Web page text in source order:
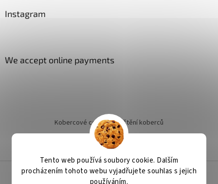
Tento web používá soubory cookie. Dalším
procházením tohoto webu vyjadřujete souhlas s jejich
používáním.
Instagram
We accept online payments
Kobercové centrum Čištění koberců
Jak objednat instalaci